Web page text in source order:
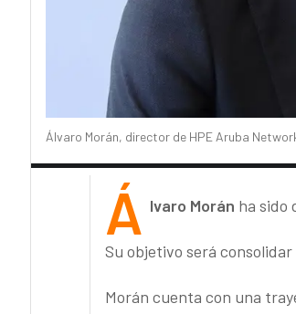
Álvaro Morán, director de HPE Aruba
Á lvaro Morán ha sido
Su objetivo será
Morán cuenta con una